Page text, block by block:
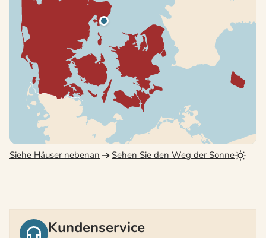
Siehe Häuser nebenan Sehen Sie den Weg der Sonne
Kundenservice